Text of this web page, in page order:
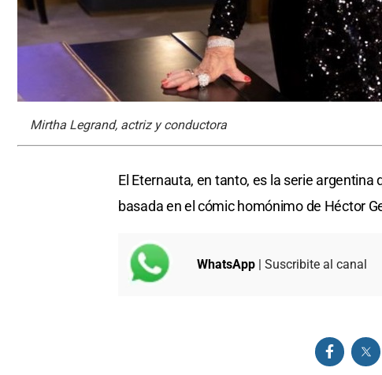
Mirtha Legrand, actriz y conductora
El Eternauta, en tanto, es la serie
basada en el cómic homónimo de Héctor
WhatsApp | Suscribite al canal